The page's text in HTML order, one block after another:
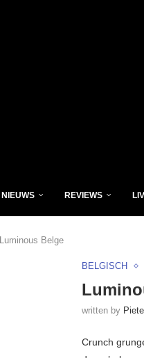
NIEUWS REVIEWS
Luminous Belge
BELGISCH
written by
Crunch